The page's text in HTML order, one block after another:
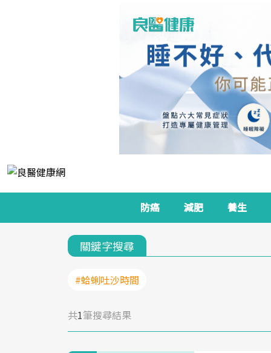
防癌 減肥 養生
關鍵字搜尋
#蛤蜊吐沙時間
共1筆搜尋結果